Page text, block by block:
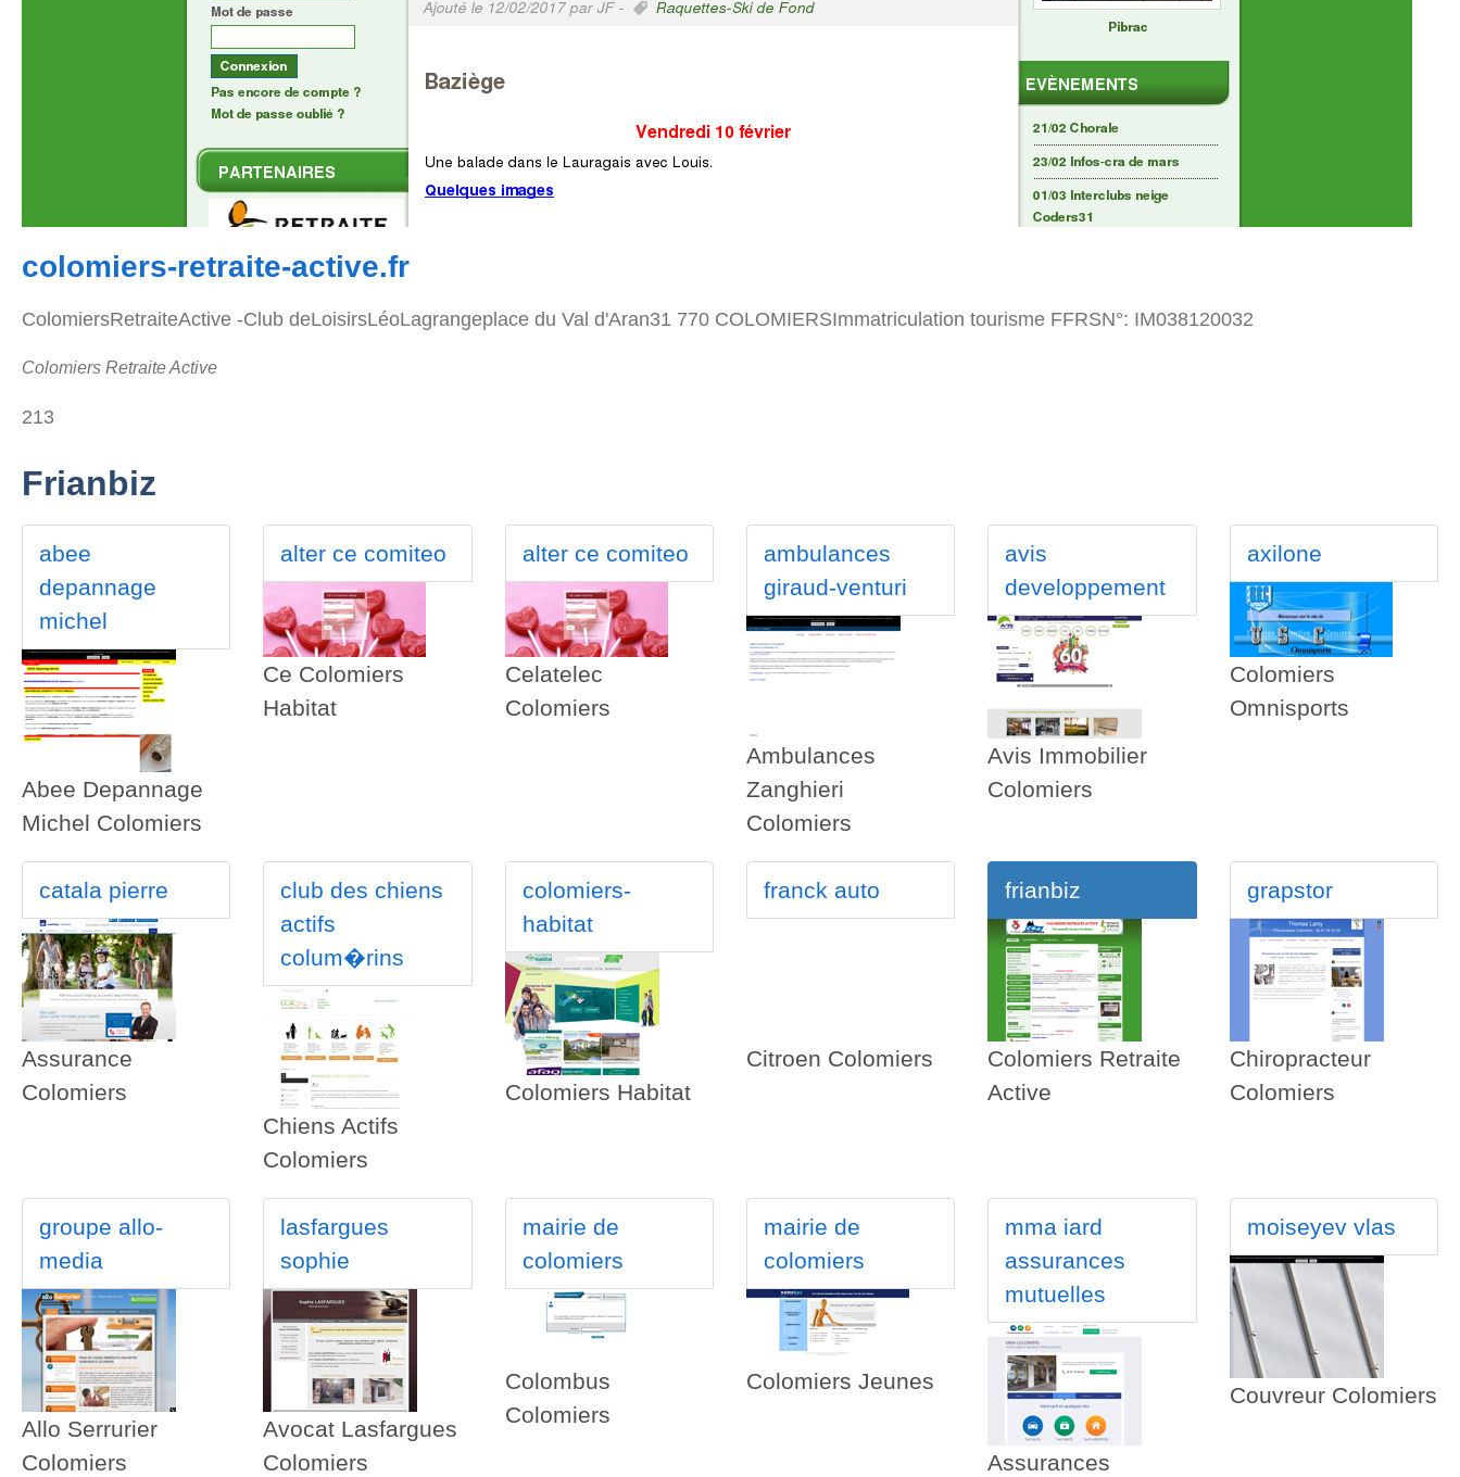
colomiers-retraite-active.fr
ColomiersRetraiteActive -Club deLoisirsLéoLagrangeplace du Val d'Aran31 770 COLOMIERSImmatriculation tourisme FFRSN°: IM038120032
Colomiers Retraite Active
213
Frianbiz
abee
depannage
michel
Abee Depannage
Michel Colomiers
alter ce comiteo
Ce Colomiers
Habitat
alter ce comiteo
Celatelec
Colomiers
ambulances
giraud-venturi
Ambulances
Zanghieri
Colomiers
avis
developpement
Avis Immobilier
Colomiers
axilone
Colomiers
Omnisports
catala pierre
Assurance
Colomiers
club des chiens
actifs
colum�rins
Chiens Actifs
Colomiers
colomiers-
habitat
Colomiers Habitat
franck auto
Citroen Colomiers
frianbiz
Colomiers Retraite
Active
grapstor
Chiropracteur
Colomiers
groupe allo-
media
Allo Serrurier
Colomiers
lasfargues
sophie
Avocat Lasfargues
Colomiers
mairie de
colomiers
Colombus
Colomiers
mairie de
colomiers
Colomiers Jeunes
mma iard
assurances
mutuelles
Assurances
moiseyev vlas
Couvreur Colomiers